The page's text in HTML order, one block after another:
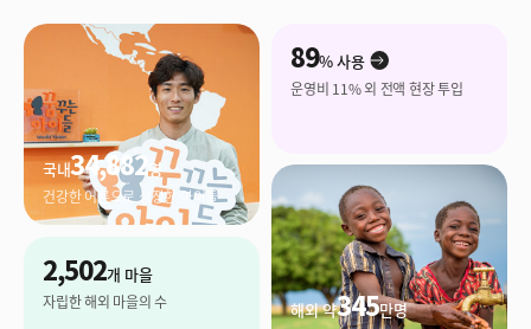
2,502개 마을
자립한 해외 마을의 수 해외 약345만명
국내34,882명
건강한 어른으로 성장한 아이들
89% 사용
운영비 11% 외 전액 현장 투입